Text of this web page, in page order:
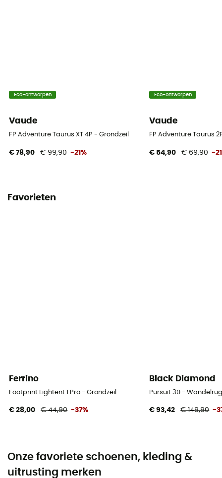
Eco-ontworpen
Vaude
FP Adventure Taurus XT 4P - Grondzeil
€ 78,90 € 99,90 -21%
Eco-ontworpen
Vaude
FP Adventure Taurus
€ 54,90 € 69,90 -
Favorieten
Ferrino
Footprint Lightent 1 Pro - Grondzeil
€ 28,00 € 44,90 -37%
Black Diamond
Pursuit 30 -
€ 93,42 € 149,90 -
Onze favoriete schoenen, kleding &
uitrusting merken